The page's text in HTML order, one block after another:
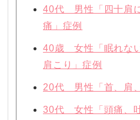
40代 男性「四十肩
痛」症例
40歳 女性「眠れな
肩こり」症例
20代 男性「首、肩
30代 女性「頭痛、